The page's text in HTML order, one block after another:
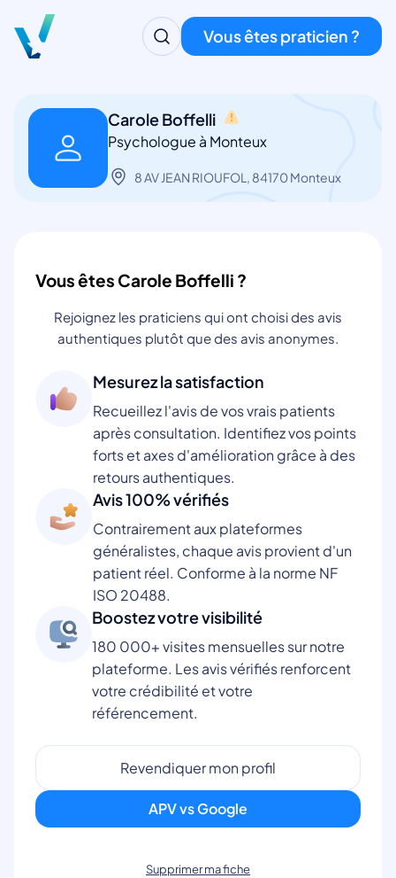
Vous êtes praticien ?
Carole Boffelli
Psychologue à Monteux
8 AV JEAN RIOUFOL, 84170 Monteux
Vous êtes Carole Boffelli ?
Rejoignez les praticiens qui ont choisi des avis
authentiques plutôt que des avis anonymes.
Mesurez la satisfaction
Recueillez l'avis de vos vrais patients
après consultation. Identifiez vos points
forts et axes d'amélioration grâce à des
retours authentiques.
Avis 100% vérifiés
Contrairement aux plateformes
généralistes, chaque avis provient d'un
patient réel. Conforme à la norme NF
ISO 20488.
Boostez votre visibilité
180 000+ visites mensuelles sur notre
plateforme. Les avis vérifiés renforcent
votre crédibilité et votre
référencement.
Revendiquer mon profil
APV vs Google
Supprimer ma fiche